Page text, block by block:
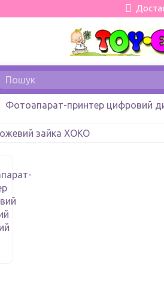
Фотоапарат-принтер цифровий